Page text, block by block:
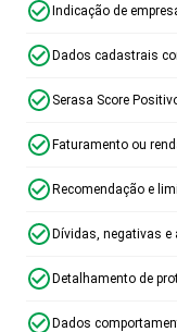
Indicação de
Dados cadastrais
Serasa Score
Faturamento ou
Recomendação e
Dívidas, negativas e
Detalhamento de
Dados